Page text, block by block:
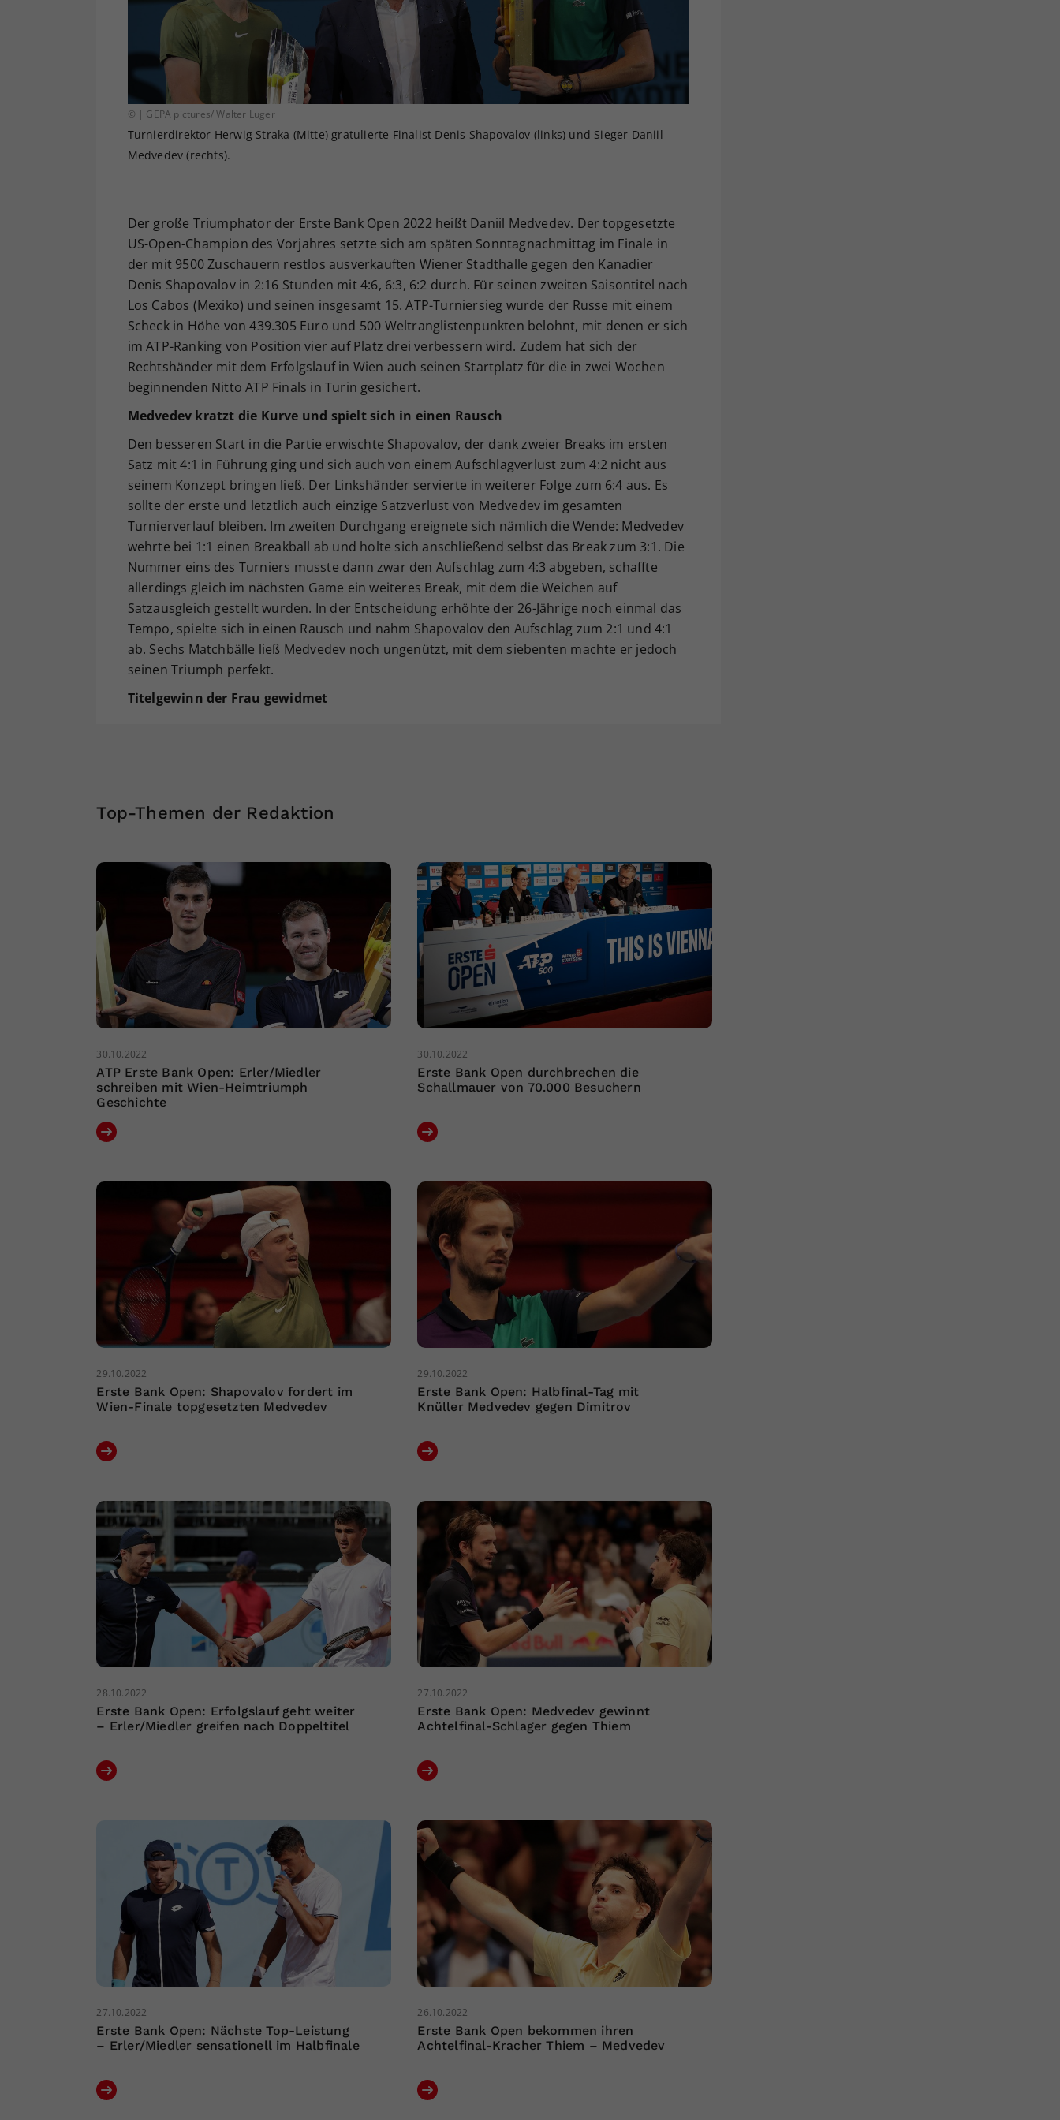
© | GEPA pictures/ Walter Luger
Turnierdirektor Herwig Straka (Mitte) gratulierte Finalist Denis Shapovalov (links) und Sieger Daniil
Medvedev (rechts).
Der große Triumphator der Erste Bank Open 2022 heißt Daniil Medvedev. Der topgesetzte
US-Open-Champion des Vorjahres setzte sich am späten Sonntagnachmittag im Finale in
der mit 9500 Zuschauern restlos ausverkauften Wiener Stadthalle gegen den Kanadier
Denis Shapovalov in 2:16 Stunden mit 4:6, 6:3, 6:2 durch. Für seinen zweiten Saisontitel nach
Los Cabos (Mexiko) und seinen insgesamt 15. ATP-Turniersieg wurde der Russe mit einem
Scheck in Höhe von 439.305 Euro und 500 Weltranglistenpunkten belohnt, mit denen er sich
im ATP-Ranking von Position vier auf Platz drei verbessern wird. Zudem hat sich der
Rechtshänder mit dem Erfolgslauf in Wien auch seinen Startplatz für die in zwei Wochen
beginnenden Nitto ATP Finals in Turin gesichert.
Medvedev kratzt die Kurve und spielt sich in einen Rausch
Den besseren Start in die Partie erwischte Shapovalov, der dank zweier Breaks im ersten
Satz mit 4:1 in Führung ging und sich auch von einem Aufschlagverlust zum 4:2 nicht aus
seinem Konzept bringen ließ. Der Linkshänder servierte in weiterer Folge zum 6:4 aus. Es
sollte der erste und letztlich auch einzige Satzverlust von Medvedev im gesamten
Turnierverlauf bleiben. Im zweiten Durchgang ereignete sich nämlich die Wende: Medvedev
wehrte bei 1:1 einen Breakball ab und holte sich anschließend selbst das Break zum 3:1. Die
Nummer eins des Turniers musste dann zwar den Aufschlag zum 4:3 abgeben, schaffte
allerdings gleich im nächsten Game ein weiteres Break, mit dem die Weichen auf
Satzausgleich gestellt wurden. In der Entscheidung erhöhte der 26-Jährige noch einmal das
Tempo, spielte sich in einen Rausch und nahm Shapovalov den Aufschlag zum 2:1 und 4:1
ab. Sechs Matchbälle ließ Medvedev noch ungenützt, mit dem siebenten machte er jedoch
seinen Triumph perfekt.
Titelgewinn der Frau gewidmet
Top-Themen der Redaktion
30.10.2022
ATP Erste Bank Open: Erler/Miedler
schreiben mit Wien-Heimtriumph
Geschichte
30.10.2022
Erste Bank Open durchbrechen die
Schallmauer von 70.000 Besuchern
29.10.2022
Erste Bank Open: Shapovalov fordert im
Wien-Finale topgesetzten Medvedev
29.10.2022
Erste Bank Open: Halbfinal-Tag mit
Knüller Medvedev gegen Dimitrov
28.10.2022
Erste Bank Open: Erfolgslauf geht weiter
– Erler/Miedler greifen nach Doppeltitel
27.10.2022
Erste Bank Open: Medvedev gewinnt
Achtelfinal-Schlager gegen Thiem
27.10.2022
Erste Bank Open: Nächste Top-Leistung
– Erler/Miedler sensationell im Halbfinale
26.10.2022
Erste Bank Open bekommen ihren
Achtelfinal-Kracher Thiem – Medvedev
Ihrer vorgenommen Einstellungen, falls der
Webseiten-Betreiber dies eingestellt hat.